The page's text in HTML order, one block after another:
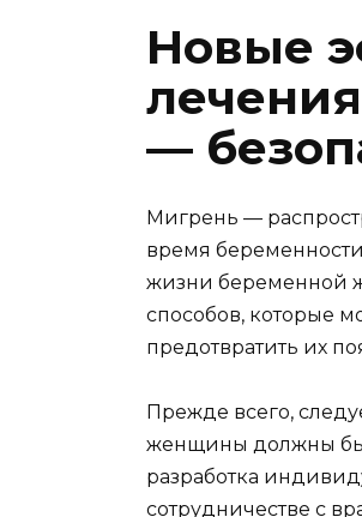
Новые
—
Мигрень —
время
жизни беременной
способов, которые
предотвратить их
Прежде всего,
женщины должны
разработка
сотрудничестве с